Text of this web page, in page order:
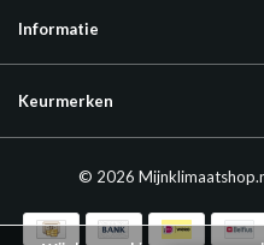
Informatie
Keurmerken
© 2026